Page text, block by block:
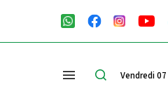
Vendredi